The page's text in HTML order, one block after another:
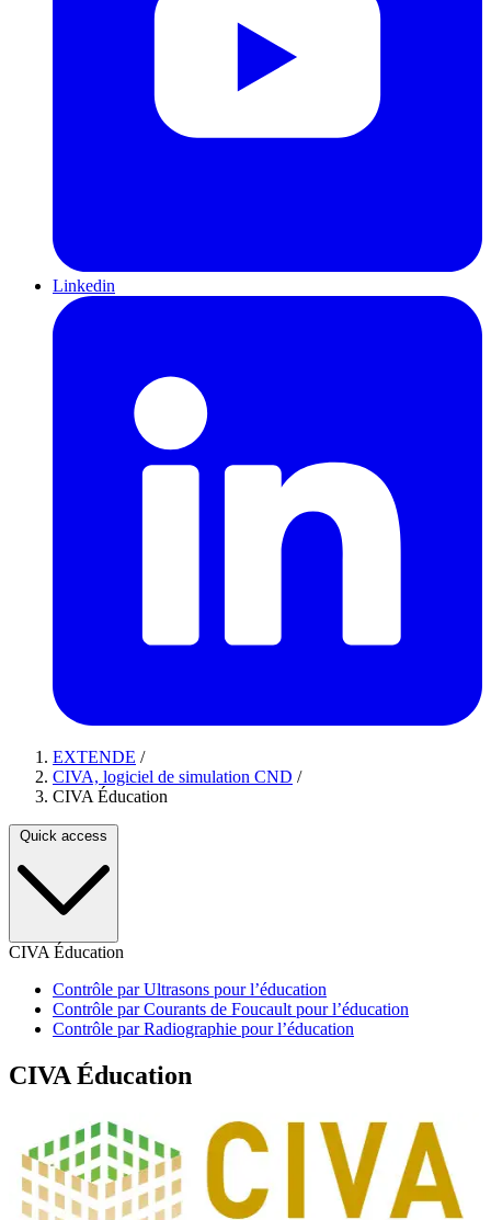
Linkedin
EXTENDE /
CIVA, logiciel de simulation CND /
CIVA Éducation
Quick access
CIVA Éducation
Contrôle par Ultrasons pour l’éducation
Contrôle par Courants de Foucault pour l’éducation
Contrôle par Radiographie pour l’éducation
CIVA Éducation